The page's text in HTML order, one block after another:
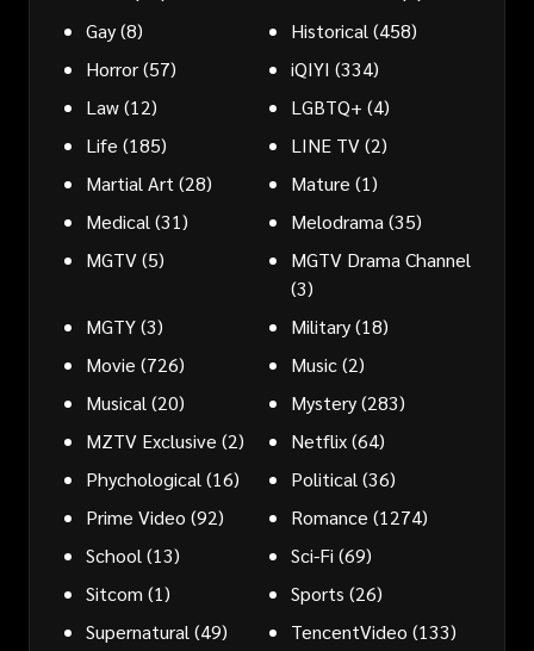
Gay(8) Historical(458)
Horror(57) iQIYI (334)
Law(12) LGBTQ+ (4)
Life (185) LINE TV(2)
Martial Art(28) Mature (1)
Medical(31) Melodrama(35)
MGTV(5)
MGTV Drama Channel
(3)
MGTY(3) Military(18)
Movie (726) Music(2)
Musical(20) Mystery(283)
MZTV Exclusive (2) Netflix(64)
Phychological(16) Political(36)
Prime Video (92) Romance (1274)
School(13) Sci-Fi (69)
Sitcom (1) Sports (26)
Supernatural(49) TencentVideo (133)